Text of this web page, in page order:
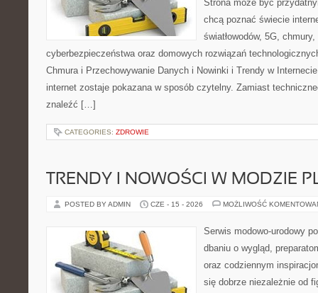
Strona może być
chcą poznać świecie
światłowodów, 5G,
cyberbezpieczeństwa oraz domowych rozwiązań
Chmura i Przechowywanie Danych i Nowinki i Trendy w
internet zostaje pokazana w sposób czytelny. Zamiast
znaleźć […]
CATEGORIES: ZDROWIE
TRENDY I NOWOŚCI W MODZIE
POSTED BY ADMIN CZE - 15 - 2026 MOŻLIWOŚĆ
Serwis modowo-urodowy
dbaniu o wygląd,
oraz codziennym
się dobrze niezależnie od